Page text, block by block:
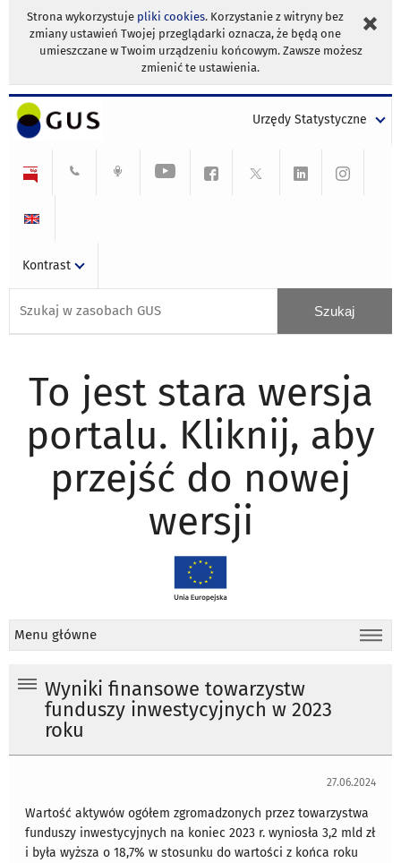
Strona wykorzystuje pliki cookies. Korzystanie z witryny bez
zmiany ustawień Twojej przeglądarki oznacza, że będą one
umieszczane w Twoim urządzeniu końcowym. Zawsze możesz
zmienić te ustawienia.
Urzędy Statystyczne
Kontrast
To jest stara wersja
portalu. Kliknij, aby
przejść do nowej
wersji
Menu główne
Wyniki finansowe towarzystw
funduszy inwestycyjnych w 2023
roku
27.06.2024
Wartość aktywów ogółem zgromadzonych przez towarzystwa
funduszy inwestycyjnych na koniec 2023 r. wyniosła 3,2 mld zł
i była wyższa o 18,7% w stosunku do wartości z końca roku